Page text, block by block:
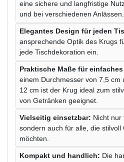
eine sichere und langfristige
und bei verschiedenen Anlässen.
Elegantes Design für jeden
ansprechende Optik des Krugs
jede Tischdekoration ein.
Praktische Maße für
einem Durchmesser von 7,5 cm
12 cm ist der Krug ideal zum
von Getränken geeignet.
Vielseitig einsetzbar: Nicht nur
sondern auch für alle, die stilvoll
möchten.
Kompakt und handlich: Die